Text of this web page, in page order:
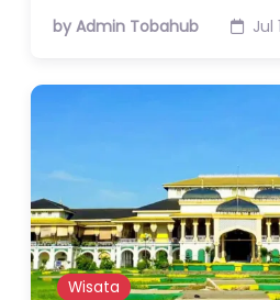
by Admin Tobahub Jul
Wisata